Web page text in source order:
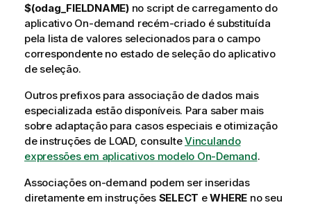
$(odag_FIELDNAME)no script de carregamento do
aplicativo On-demand recém-criado é substituída
pela lista de valores selecionados para o campo
correspondente no estado de seleção do aplicativo
de seleção.
Outros prefixos para associação de dados mais
especializada estão disponíveis. Para saber mais
sobre adaptação para casos especiais e otimização
de instruções de LOAD, consulteVinculando
expressões em aplicativos modelo On-Demand.
Associações on-demand podem ser inseridas
diretamente em instruções SELECT eWHERE no seu